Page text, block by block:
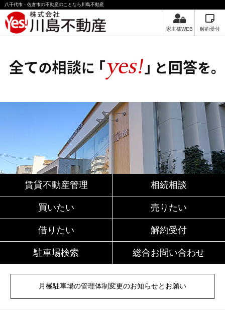
八千代市・佐倉市の不動産のことなら川島不動産
家主様WEB 解約受付
賃貸不動産管理 相続相談
買いたい 売りたい
借りたい 解約受付
駐車場検索 総合お問い合わせ
月極駐車場の管理体制変更のお知らせとお願い